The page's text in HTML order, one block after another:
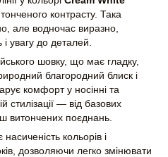
контрасту. Така
але водночас виразно,
увагу до деталей.
шовку, що має гладку,
благородний блиск і
комфорт у носінні та
стилізації — від базових
витончених поєднань.
кольорів і
дозволяючи легко змінювати